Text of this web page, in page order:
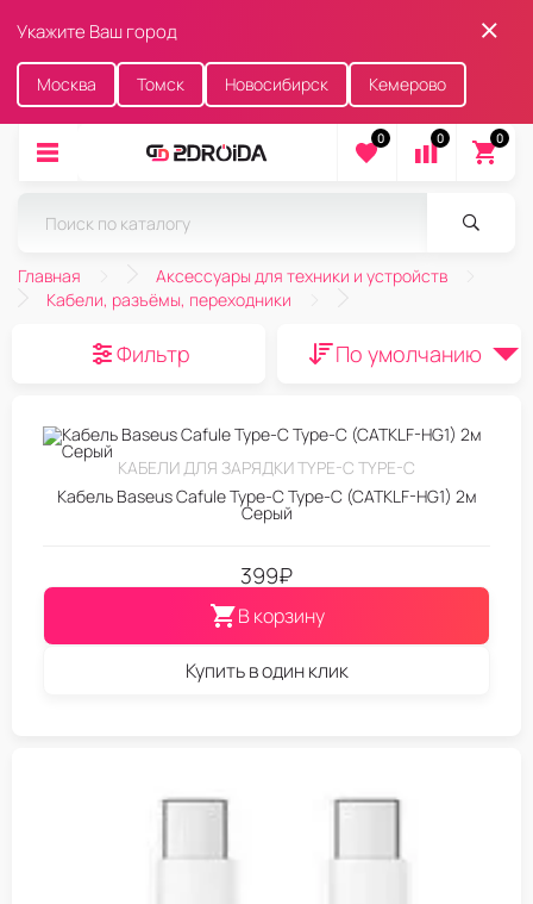
Укажите Ваш город
Москва Томск Новосибирск Кемерово
0 0 0
Главная
Аксессуары для техники и устройств
Кабели, разъёмы, переходники
Фильтр По умолчанию
КАБЕЛИ ДЛЯ ЗАРЯДКИ TYPE-C TYPE-C
Кабель Baseus Cafule Type-C Type-C (CATKLF-HG1) 2м
Серый
399₽
В корзину
Купить в один клик